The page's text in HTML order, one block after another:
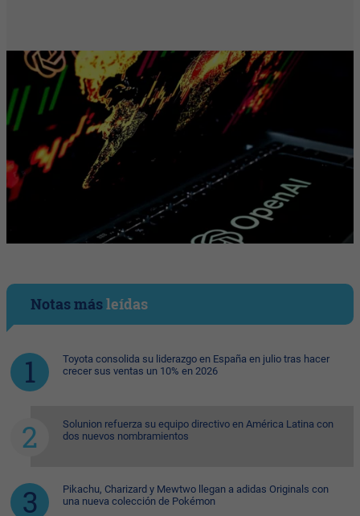
Notas másleídas
Toyota consolida su liderazgo en España en julio tras hacer
crecer sus ventas un 10% en 2026
Solunion refuerza su equipo directivo en América Latina con
dos nuevos nombramientos
Pikachu, Charizard y Mewtwo llegan a adidas Originals con
una nueva colección de Pokémon